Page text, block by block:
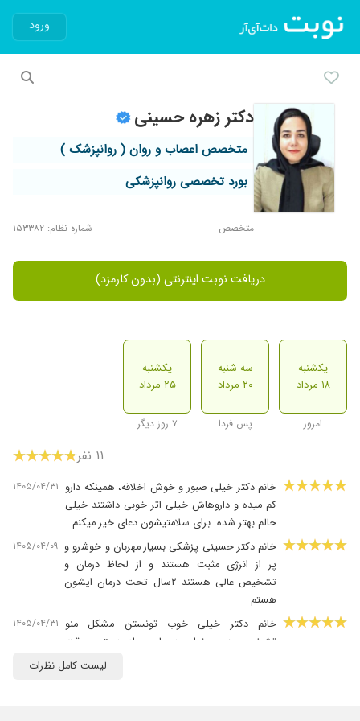
ورود
دکتر زهره حسینی
متخصص اعصاب و روان ( روانپزشک )
بورد تخصصی روانپزشکی
متخصص شماره نظام: ۱۵۳۳۸۲
دریافت نوبت اینترنتی (بدون کارمزد)
یکشنبه
۱۸ مرداد
امروز
سه شنبه
۲۰ مرداد
پس فردا
یکشنبه
۲۵ مرداد
۷ روز دیگر
۱۱ نفر
خانم دکتر خیلی صبور و خوش اخلاقه، همینکه دارو
کم میده و داروهاش خیلی اثر خوبی داشتند خیلی
حالم بهتر شده. برای سلامتیشون دعای خیر میکنم
۱۴۰۵/۰۴/۳۱
خانم دکتر حسینی پزشکی بسیار مهربان و خوشرو و
پر از انرژی مثبت هستند و از لحاظ درمان و
تشخیص عالی هستند ۲سال تحت درمان ایشون
هستم
۱۴۰۵/۰۴/۰۹
خانم دکتر خیلی خوب تونستن مشکل منو
تشخیص بدن و خیلی هم با حوصله هستن و وقت
میذارن. دارو کم میده و داروهایی که به من دادن
۱۴۰۵/۰۴/۳۱
لیست کامل نظرات